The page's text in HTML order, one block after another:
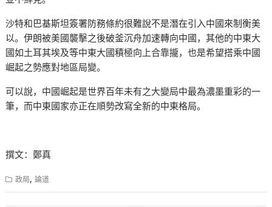
沙特和巴基斯坦簽署防務條約很難說不是潛在引入中國來制衡美
以。伊朗被美國襲擊之後破釜沉舟加速轉向中國，其他的中東大
國如土耳其埃及等中東大國積極向上合靠攏，也是希望搭乘中國
崛起之勢應對地區局變。
可以說，中國崛起是世界百年未有之大變局中最為濃墨重彩的一
筆，而中東國家亦正在順勢改寫全新的中東格局。
撰文：鄭真
政局,論道